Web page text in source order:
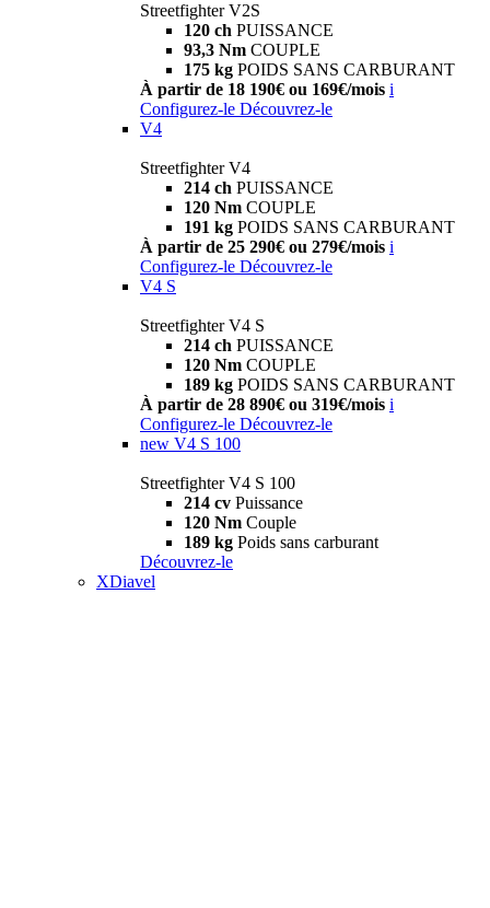
Streetfighter V2S
120 ch PUISSANCE
93,3 Nm COUPLE
175 kg POIDS SANS CARBURANT
À partir de 18 190€ ou 169€/mois i
Configurez-le Découvrez-le
V4
Streetfighter V4
214 ch PUISSANCE
120 Nm COUPLE
191 kg POIDS SANS CARBURANT
À partir de 25 290€ ou 279€/mois i
Configurez-le Découvrez-le
V4 S
Streetfighter V4 S
214 ch PUISSANCE
120 Nm COUPLE
189 kg POIDS SANS CARBURANT
À partir de 28 890€ ou 319€/mois i
Configurez-le Découvrez-le
new V4 S 100
Streetfighter V4 S 100
214 cv Puissance
120 Nm Couple
189 kg Poids sans carburant
Découvrez-le
XDiavel